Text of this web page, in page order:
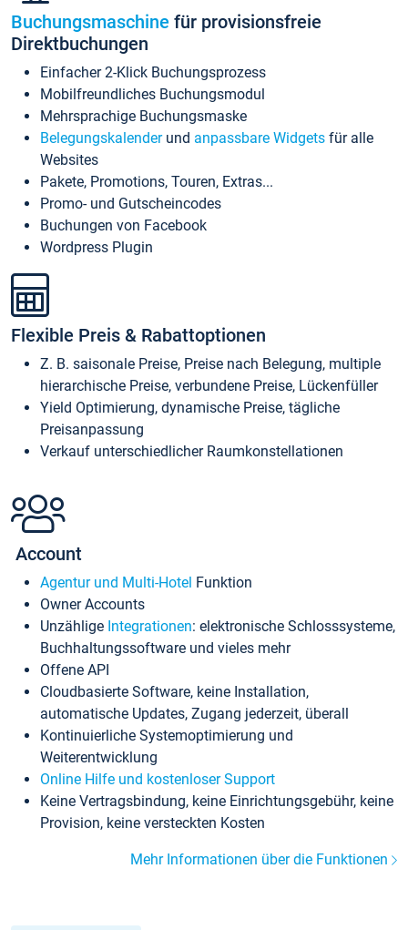
Buchungsmaschine für provisionsfreie
Direktbuchungen
Einfacher 2-Klick Buchungsprozess
Mobilfreundliches Buchungsmodul
Mehrsprachige Buchungsmaske
Belegungskalenderund anpassbare Widgets für alle
Websites
Pakete, Promotions, Touren, Extras...
Promo- und Gutscheincodes
Buchungen von Facebook
Wordpress Plugin
Flexible Preis & Rabattoptionen
Z. B. saisonale Preise, Preise nach Belegung, multiple
hierarchische Preise, verbundene Preise, Lückenfüller
Yield Optimierung, dynamische Preise, tägliche
Preisanpassung
Verkauf unterschiedlicher Raumkonstellationen
Account
Agentur und Multi-Hotel Funktion
Owner Accounts
Unzählige Integrationen: elektronische Schlosssysteme,
Buchhaltungssoftware und vieles mehr
Offene API
Cloudbasierte Software, keine Installation,
automatische Updates, Zugang jederzeit, überall
Kontinuierliche Systemoptimierung und
Weiterentwicklung
Online Hilfe und kostenloser Support
Keine Vertragsbindung, keine Einrichtungsgebühr, keine
Provision, keine versteckten Kosten
Mehr Informationen über die Funktionen